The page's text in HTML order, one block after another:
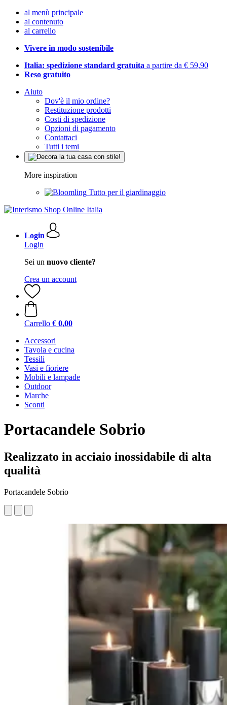
al menù principale
al contenuto
al carrello
Vivere in modo sostenibile
Italia: spedizione standard gratuita a partire da € 59,90
Reso gratuito
Aiuto
Dov'è il mio ordine?
Restituzione prodotti
Costi di spedizione
Opzioni di pagamento
Contattaci
Tutti i temi
More inspiration
Tutto per il giardinaggio
Login
Login
Sei un nuovo cliente?
Crea un account
Carrello € 0,00
Accessori
Tavola e cucina
Tessili
Vasi e fioriere
Mobili e lampade
Outdoor
Marche
Sconti
Portacandele Sobrio
Realizzato in acciaio inossidabile di alta
qualità
Portacandele Sobrio